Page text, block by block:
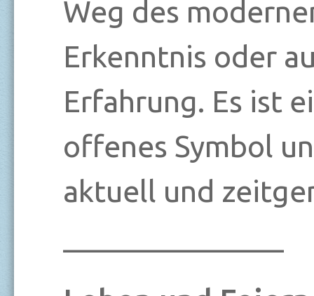
Weg des
Erkenntnis oder
Erfahrung. Es ist
offenes Symbol
aktuell und